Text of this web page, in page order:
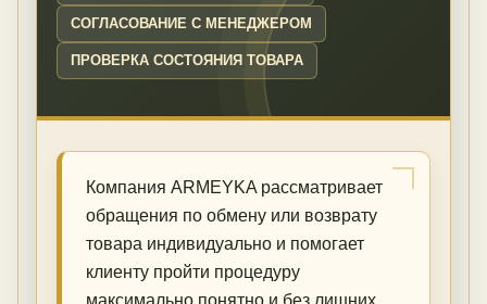
СОГЛАСОВАНИЕ С МЕНЕДЖЕРОМ
ПРОВЕРКА СОСТОЯНИЯ ТОВАРА
Компания ARMEYKA рассматривает
обращения по обмену или возврату
товара индивидуально и помогает
клиенту пройти процедуру